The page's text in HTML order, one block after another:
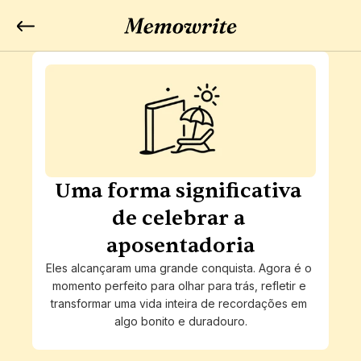
Uma forma significativa
de celebrar a
aposentadoria
Eles alcançaram uma grande conquista. Agora é o
momento perfeito para olhar para trás, refletir e
transformar uma vida inteira de recordações em
algo bonito e duradouro.